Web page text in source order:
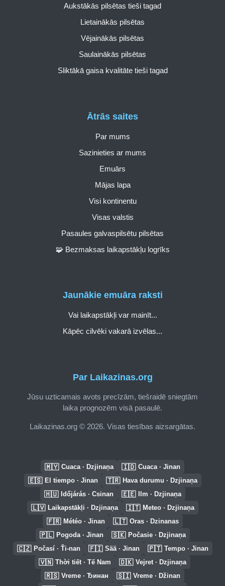
Par Laikazinas.org
Jūsu uzticamais avots precīzām, tiešraidē sniegtām
laika prognozēm visā pasaulē.
Laikazinas.org © 2026. Visas tiesības aizsargātas.
Ātrās saites
Par mums
Sazinieties ar mums
Emuārs
Mājas lapa
Visi kontinentu
Visas valstis
Pasaules galvaspilsētu pilsētas
🧩 Bezmaksas laikapstākļu logrīks
Aukstākās pilsētas tieši tagad
Lietainākās pilsētas
Vējainākās pilsētas
Saulainākās pilsētas
Sliktākā gaisa kvalitāte tieši tagad
Jaunākie emuāra raksti
Vai laikapstākļi var mainīt...
Kāpēc cilvēki vakarā izvēlas...
🇲🇾 Cuaca · Dzjinaņa 🇮🇩 Cuaca · Jinan
🇪🇸 El tiempo · Jinan 🇹🇷 Hava durumu · Dzjinaņa
🇭🇺 Időjárás · Csinan 🇪🇪 Ilm · Dzjinaņa
🇱🇻 Laikapstākļi · Dzjinaņa 🇮🇹 Meteo · Dzjinaņa
🇫🇷 Météo · Jinan 🇱🇹 Oras · Dzinanas
🇵🇱 Pogoda · Jinan 🇸🇰 Počasie · Dzjinaņa
🇨🇿 Počasí · Ťi-nan 🇫🇮 Sää · Jinan 🇵🇹 Tempo · Jinan
🇻🇳 Thời tiết · Tế Nam 🇩🇰 Vejret · Dzjinaņa
🇷🇸 Vreme · Ђинан 🇸🇮 Vreme · Džinan